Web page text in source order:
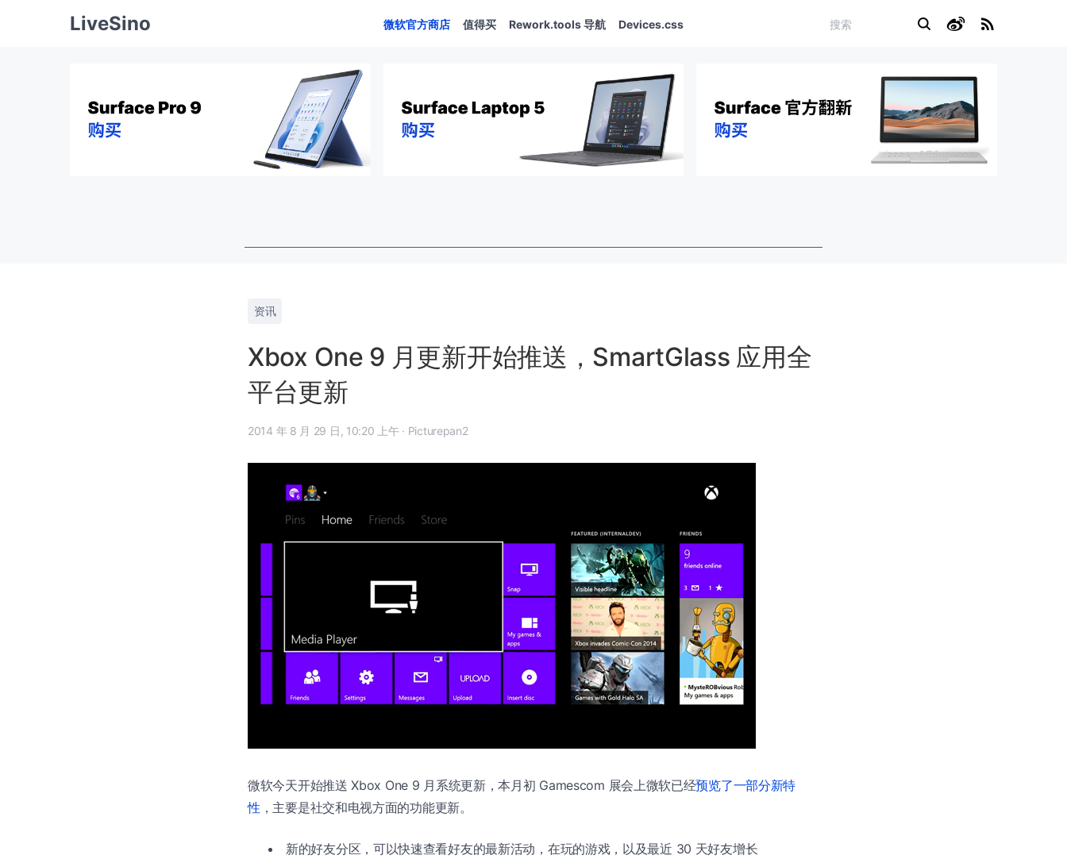
LiveSino 微软官方商店 值得买 Rework.tools 导航 Devices.css
资讯
Xbox One 9 月更新开始推送，SmartGlass 应用全
平台更新
2014 年 8 月 29 日, 10:20 上午 · Picturepan2
微软今天开始推送 Xbox One 9 月系统更新，本月初 Gamescom 展会上微软已经预览了一部分新特
性 ，主要是社交和电视方面的功能更新。
新的好友分区，可以快速查看好友的最新活动，在玩的游戏，以及最近 30 天好友增长